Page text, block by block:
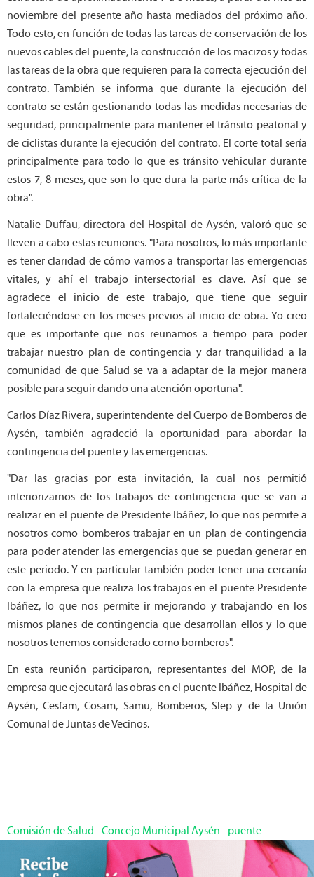
noviembre del presente año hasta mediados del próximo año.
Todo esto, en función de todas las tareas de conservación de los
nuevos cables del puente, la construcción de los macizos y todas
las tareas de la obra que requieren para la correcta ejecución del
contrato. También se informa que durante la ejecución del
contrato se están gestionando todas las medidas necesarias de
seguridad, principalmente para mantener el tránsito peatonal y
de ciclistas durante la ejecución del contrato. El corte total sería
principalmente para todo lo que es tránsito vehicular durante
estos 7, 8 meses, que son lo que dura la parte más crítica de la
obra".
Natalie Duffau, directora del Hospital de Aysén, valoró que se
lleven a cabo estas reuniones. "Para nosotros, lo más importante
es tener claridad de cómo vamos a transportar las emergencias
vitales, y ahí el trabajo intersectorial es clave. Así que se
agradece el inicio de este trabajo, que tiene que seguir
fortaleciéndose en los meses previos al inicio de obra. Yo creo
que es importante que nos reunamos a tiempo para poder
trabajar nuestro plan de contingencia y dar tranquilidad a la
comunidad de que Salud se va a adaptar de la mejor manera
posible para seguir dando una atención oportuna".
Carlos Díaz Rivera, superintendente del Cuerpo de Bomberos de
Aysén, también agradeció la oportunidad para abordar la
contingencia del puente y las emergencias.
"Dar las gracias por esta invitación, la cual nos permitió
interiorizarnos de los trabajos de contingencia que se van a
realizar en el puente de Presidente Ibáñez, lo que nos permite a
nosotros como bomberos trabajar en un plan de contingencia
para poder atender las emergencias que se puedan generar en
este periodo. Y en particular también poder tener una cercanía
con la empresa que realiza los trabajos en el puente Presidente
Ibáñez, lo que nos permite ir mejorando y trabajando en los
mismos planes de contingencia que desarrollan ellos y lo que
nosotros tenemos considerado como bomberos".
En esta reunión participaron, representantes del MOP, de la
empresa que ejecutará las obras en el puente Ibáñez, Hospital de
Aysén, Cesfam, Cosam, Samu, Bomberos, Slep y de la Unión
Comunal de Juntas de Vecinos.
Comisión de Salud -Concejo Municipal Aysén - puente